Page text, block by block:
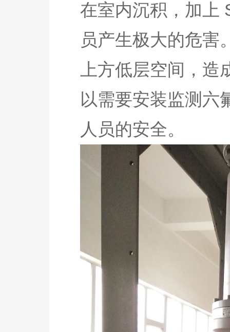
在室内沉积，加上
员产生极大的危害
上方低层空间，
以需要安装监测六
人员的安全。